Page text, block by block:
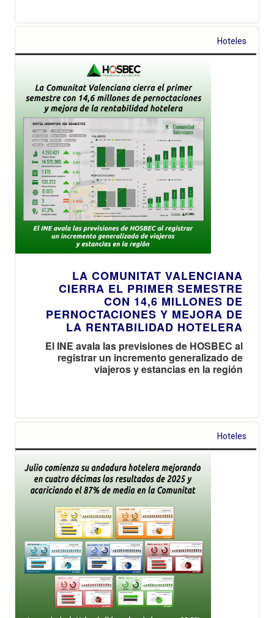
Hoteles
LA COMUNITAT VALENCIANA
CIERRA EL PRIMER SEMESTRE
CON 14,6 MILLONES DE
PERNOCTACIONES Y MEJORA DE
LA RENTABILIDAD HOTELERA
El INE avala las previsiones de HOSBEC al
registrar un incremento generalizado de
viajeros y estancias en la región
Hoteles